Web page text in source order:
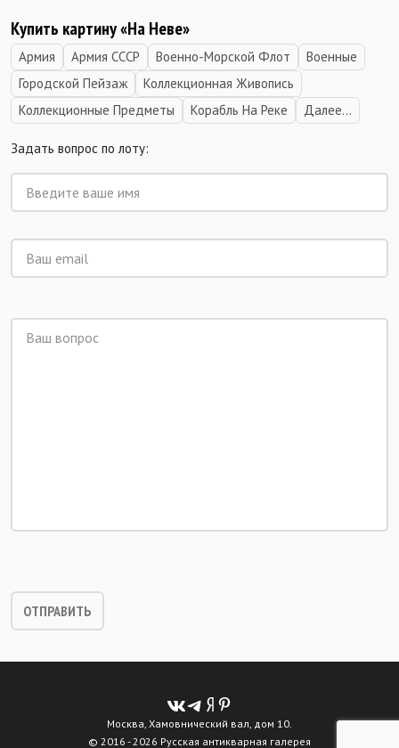
Купить картину «На Неве»
Армия Армия СССР Военно-Морской Флот
Военные
Городской Пейзаж
Коллекционная Живопись
Коллекционные Предметы
Корабль На Реке Далее...
Задать вопрос по лоту:
Москва, Хамовнический вал, дом 10.
© 2016 - 2026 Русская антикварная галерея